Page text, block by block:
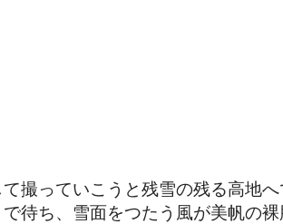
撮っていこうと残雪の残る高地
ち、雪面をつたう風が美帆の裸